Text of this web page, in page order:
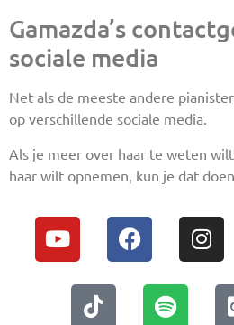
Gamazda’s
sociale media
Net als de meeste andere
op verschillende sociale media.
Als je meer over haar te weten
haar wilt opnemen, kun je dat